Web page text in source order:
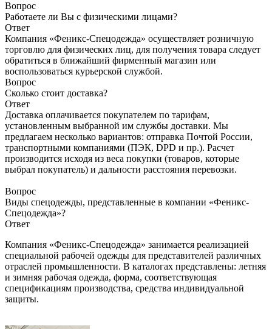
Вопрос
Работаете ли Вы с физическими лицами?
Ответ
Компания «Феникс-Спецодежда» осуществляет розничную
торговлю для физических лиц, для получения товара следует
обратиться в ближайший фирменный магазин или
воспользоваться курьерской службой.
Вопрос
Сколько стоит доставка?
Ответ
Доставка оплачивается покупателем по тарифам,
установленным выбранной им службы доставки. Мы
предлагаем несколько вариантов: отправка Почтой России,
транспортными компаниями (ПЭК, DPD и пр.). Расчет
производится исходя из веса покупки (товаров, которые
выбрал покупатель) и дальности расстояния перевозки.
Вопрос
Виды спецодежды, представленные в компании «Феникс-
Спецодежда»?
Ответ
Компания «Феникс-Спецодежда» занимается реализацией
специальной рабочей одежды для представителей различных
отраслей промышленности. В каталогах представлены: летняя
и зимняя рабочая одежда, форма, соответствующая
спецификациям производства, средства индивидуальной
защиты.